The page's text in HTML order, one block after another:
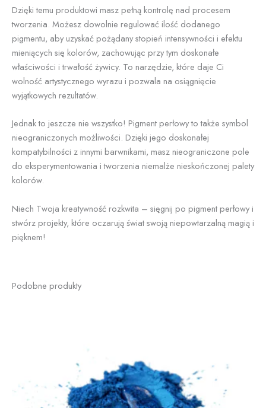
Dzięki temu produktowi masz pełną kontrolę nad procesem
tworzenia. Możesz dowolnie regulować ilość dodanego
pigmentu, aby uzyskać pożądany stopień intensywności i efektu
mieniących się kolorów, zachowując przy tym doskonałe
właściwości i trwałość żywicy. To narzędzie, które daje Ci
wolność artystycznego wyrazu i pozwala na osiągnięcie
wyjątkowych rezultatów.
Jednak to jeszcze nie wszystko! Pigment perłowy to także symbol
nieograniczonych możliwości. Dzięki jego doskonałej
kompatybilności z innymi barwnikami, masz nieograniczone pole
do eksperymentowania i tworzenia niemalże nieskończonej palety
kolorów.
Niech Twoja kreatywność rozkwita – sięgnij po pigment perłowy i
stwórz projekty, które oczarują świat swoją niepowtarzalną magią i
pięknem!
Podobne produkty